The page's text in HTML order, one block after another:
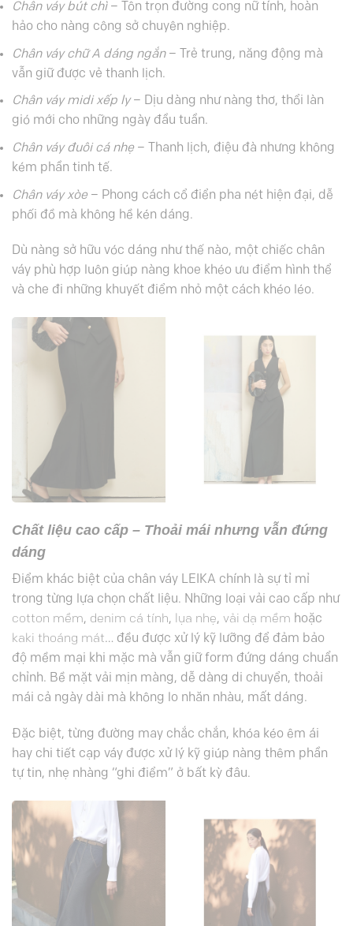
Chân váy bút chì– Tôn trọn đường cong nữ tính, hoàn
hảo cho nàng công sở chuyên nghiệp.
Chân váy chữ A dáng ngắn– Trẻ trung, năng động mà
vẫn giữ được vẻ thanh lịch.
Chân váy midi xếp ly– Dịu dàng như nàng thơ, thổi làn
gió mới cho những ngày đầu tuần.
Chân váy đuôi cá nhẹ – Thanh lịch, điệu đà nhưng không
kém phần tinh tế.
Chân váy xòe – Phong cách cổ điển pha nét hiện đại, dễ
phối đồ mà không hề kén dáng.
Dù nàng sở hữu vóc dáng như thế nào, một chiếc chân
váy phù hợp luôn giúp nàng khoe khéo ưu điểm hình thể
và che đi những khuyết điểm nhỏ một cách khéo léo.
Chất liệu cao cấp – Thoải mái nhưng vẫn đứng
dáng
Điểm khác biệt của chân váy LEIKA chính là sự tỉ mỉ
trong từng lựa chọn chất liệu. Những loại vải cao cấp như
cotton mềm, denim cá tính, lụa nhẹ, vải dạ mềm hoặc
kaki thoáng mát… đều được xử lý kỹ lưỡng để đảm bảo
độ mềm mại khi mặc mà vẫn giữ form đứng dáng chuẩn
chỉnh. Bề mặt vải mịn màng, dễ dàng di chuyển, thoải
mái cả ngày dài mà không lo nhăn nhàu, mất dáng.
Đặc biệt, từng đường may chắc chắn, khóa kéo êm ái
hay chi tiết cạp váy được xử lý kỹ giúp nàng thêm phần
tự tin, nhẹ nhàng “ghi điểm” ở bất kỳ đâu.